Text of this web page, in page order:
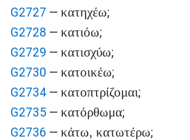
G2727 — κατηχέω;
G2728 — κατιόω;
G2729 — κατισχύω;
G2730 — κατοικέω;
G2734 — κατοπτρίζομαι;
G2735 — κατόρθωμα;
G2736 — κάτω, κατωτέρω;